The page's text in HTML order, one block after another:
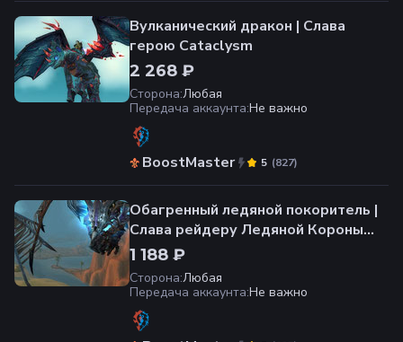
Вулканический дракон | Слава
герою Cataclysm
2 268 ₽
Сторона:Любая
Передача аккаунта:Не важно
BoostMaster (827)
5
Обагренный ледяной покоритель |
Слава рейдеру Ледяной Короны
(10 игроков)
1 188 ₽
Сторона:Любая
Передача аккаунта:Не важно